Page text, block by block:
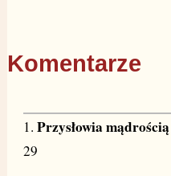
Komentarze
1. Przysłowia
29